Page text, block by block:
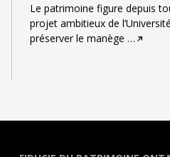
Le patrimoine figure depuis
projet ambitieux de
préserver le manège …